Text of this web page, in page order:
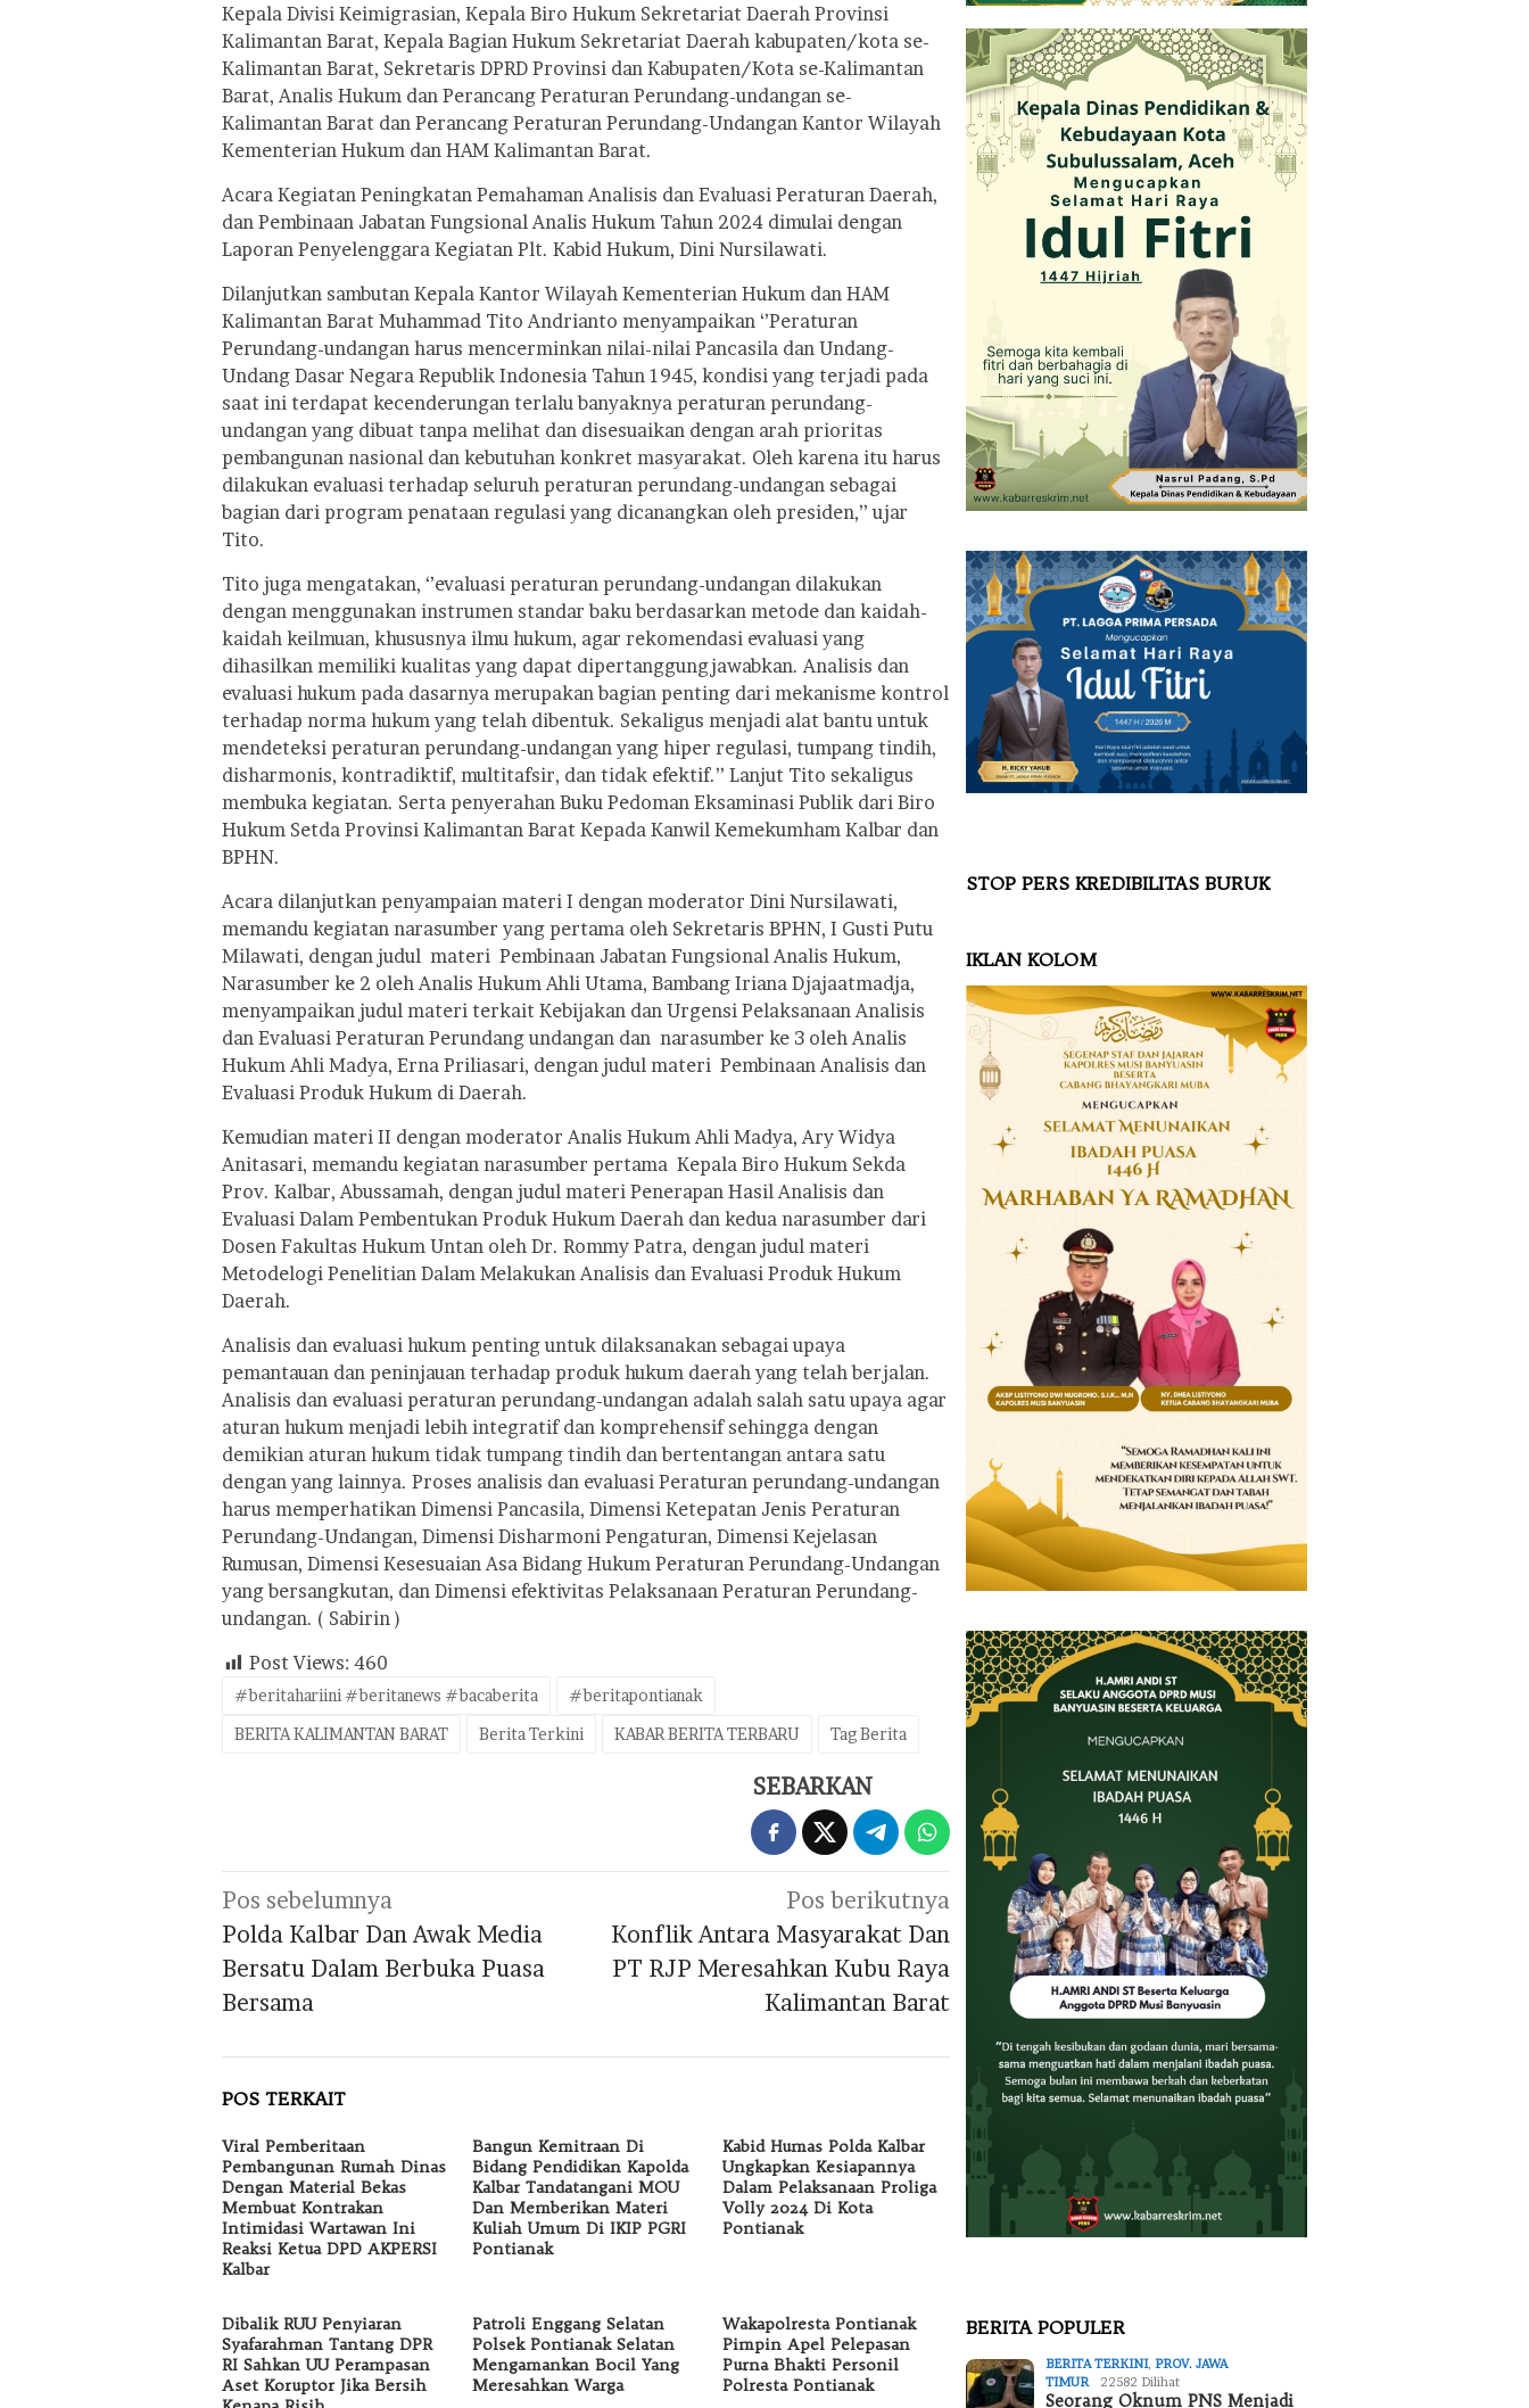
Kepala Divisi Keimigrasian, Kepala Biro Hukum Sekretariat Daerah Provinsi
Kalimantan Barat, Kepala Bagian Hukum Sekretariat Daerah kabupaten/kota se-
Kalimantan Barat, Sekretaris DPRD Provinsi dan Kabupaten/Kota se-Kalimantan
Barat, Analis Hukum dan Perancang Peraturan Perundang-undangan se-
Kalimantan Barat dan Perancang Peraturan Perundang-Undangan Kantor Wilayah
Kementerian Hukum dan HAM Kalimantan Barat.
Acara Kegiatan Peningkatan Pemahaman Analisis dan Evaluasi Peraturan Daerah,
dan Pembinaan Jabatan Fungsional Analis Hukum Tahun 2024 dimulai dengan
Laporan Penyelenggara Kegiatan Plt. Kabid Hukum, Dini Nursilawati.
Dilanjutkan sambutan Kepala Kantor Wilayah Kementerian Hukum dan HAM
Kalimantan Barat Muhammad Tito Andrianto menyampaikan ‘’Peraturan
Perundang-undangan harus mencerminkan nilai-nilai Pancasila dan Undang-
Undang Dasar Negara Republik Indonesia Tahun 1945, kondisi yang terjadi pada
saat ini terdapat kecenderungan terlalu banyaknya peraturan perundang-
undangan yang dibuat tanpa melihat dan disesuaikan dengan arah prioritas
pembangunan nasional dan kebutuhan konkret masyarakat. Oleh karena itu harus
dilakukan evaluasi terhadap seluruh peraturan perundang-undangan sebagai
bagian dari program penataan regulasi yang dicanangkan oleh presiden,’’ ujar
Tito.
Tito juga mengatakan, ‘’evaluasi peraturan perundang-undangan dilakukan
dengan menggunakan instrumen standar baku berdasarkan metode dan kaidah-
kaidah keilmuan, khususnya ilmu hukum, agar rekomendasi evaluasi yang
dihasilkan memiliki kualitas yang dapat dipertanggungjawabkan. Analisis dan
evaluasi hukum pada dasarnya merupakan bagian penting dari mekanisme kontrol
terhadap norma hukum yang telah dibentuk. Sekaligus menjadi alat bantu untuk
mendeteksi peraturan perundang-undangan yang hiper regulasi, tumpang tindih,
disharmonis, kontradiktif, multitafsir, dan tidak efektif.’’ Lanjut Tito sekaligus
membuka kegiatan. Serta penyerahan Buku Pedoman Eksaminasi Publik dari Biro
Hukum Setda Provinsi Kalimantan Barat Kepada Kanwil Kemekumham Kalbar dan
BPHN.
Acara dilanjutkan penyampaian materi I dengan moderator Dini Nursilawati,
memandu kegiatan narasumber yang pertama oleh Sekretaris BPHN, I Gusti Putu
Milawati, dengan judul materi Pembinaan Jabatan Fungsional Analis Hukum,
Narasumber ke 2 oleh Analis Hukum Ahli Utama, Bambang Iriana Djajaatmadja,
menyampaikan judul materi terkait Kebijakan dan Urgensi Pelaksanaan Analisis
dan Evaluasi Peraturan Perundang undangan dan narasumber ke 3 oleh Analis
Hukum Ahli Madya, Erna Priliasari, dengan judul materi Pembinaan Analisis dan
Evaluasi Produk Hukum di Daerah.
Kemudian materi II dengan moderator Analis Hukum Ahli Madya, Ary Widya
Anitasari, memandu kegiatan narasumber pertama Kepala Biro Hukum Sekda
Prov. Kalbar, Abussamah, dengan judul materi Penerapan Hasil Analisis dan
Evaluasi Dalam Pembentukan Produk Hukum Daerah dan kedua narasumber dari
Dosen Fakultas Hukum Untan oleh Dr. Rommy Patra, dengan judul materi
Metodelogi Penelitian Dalam Melakukan Analisis dan Evaluasi Produk Hukum
Daerah.
Analisis dan evaluasi hukum penting untuk dilaksanakan sebagai upaya
pemantauan dan peninjauan terhadap produk hukum daerah yang telah berjalan.
Analisis dan evaluasi peraturan perundang-undangan adalah salah satu upaya agar
aturan hukum menjadi lebih integratif dan komprehensif sehingga dengan
demikian aturan hukum tidak tumpang tindih dan bertentangan antara satu
dengan yang lainnya. Proses analisis dan evaluasi Peraturan perundang-undangan
harus memperhatikan Dimensi Pancasila, Dimensi Ketepatan Jenis Peraturan
Perundang-Undangan, Dimensi Disharmoni Pengaturan, Dimensi Kejelasan
Rumusan, Dimensi Kesesuaian Asa Bidang Hukum Peraturan Perundang-Undangan
yang bersangkutan, dan Dimensi efektivitas Pelaksanaan Peraturan Perundang-
undangan. ( Sabirin )
Post Views: 460
#beritahariini #beritanews #bacaberita
#beritapontianak
BERITA KALIMANTAN BARAT
Berita Terkini KABAR BERITA TERBARU Tag Berita
SEBARKAN
Navigasi
pos
Pos sebelumnya
Polda Kalbar Dan Awak Media
Bersatu Dalam Berbuka Puasa
Bersama
Pos berikutnya
Konflik Antara Masyarakat Dan
PT RJP Meresahkan Kubu Raya
Kalimantan Barat
POS TERKAIT
Viral Pemberitaan
Pembangunan Rumah Dinas
Dengan Material Bekas
Membuat Kontrakan
Intimidasi Wartawan Ini
Reaksi Ketua DPD AKPERSI
Kalbar
Bangun Kemitraan Di
Bidang Pendidikan Kapolda
Kalbar Tandatangani MOU
Dan Memberikan Materi
Kuliah Umum Di IKIP PGRI
Pontianak
Kabid Humas Polda Kalbar
Ungkapkan Kesiapannya
Dalam Pelaksanaan Proliga
Volly 2024 Di Kota
Pontianak
Dibalik RUU Penyiaran
Syafarahman Tantang DPR
RI Sahkan UU Perampasan
Aset Koruptor Jika Bersih
Patroli Enggang Selatan
Polsek Pontianak Selatan
Mengamankan Bocil Yang
Meresahkan Warga
Wakapolresta Pontianak
Pimpin Apel Pelepasan
Purna Bhakti Personil
Polresta Pontianak
STOP PERS KREDIBILITAS BURUK
IKLAN KOLOM
BERITA POPULER
BERITA TERKINI,PROV. JAWA
TIMUR
22582 Dilihat
Seorang Oknum PNS Menjadi